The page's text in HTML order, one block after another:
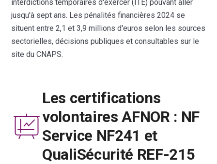
interdictions temporaires d'exercer (ITE) pouvant aller
jusqu'à sept ans. Les pénalités financières 2024 se
situent entre 2,1 et 3,9 millions d'euros selon les sources
sectorielles, décisions publiques et consultables sur le
site du CNAPS.
Les certifications
volontaires AFNOR : NF
Service NF241 et
QualiSécurité REF-215